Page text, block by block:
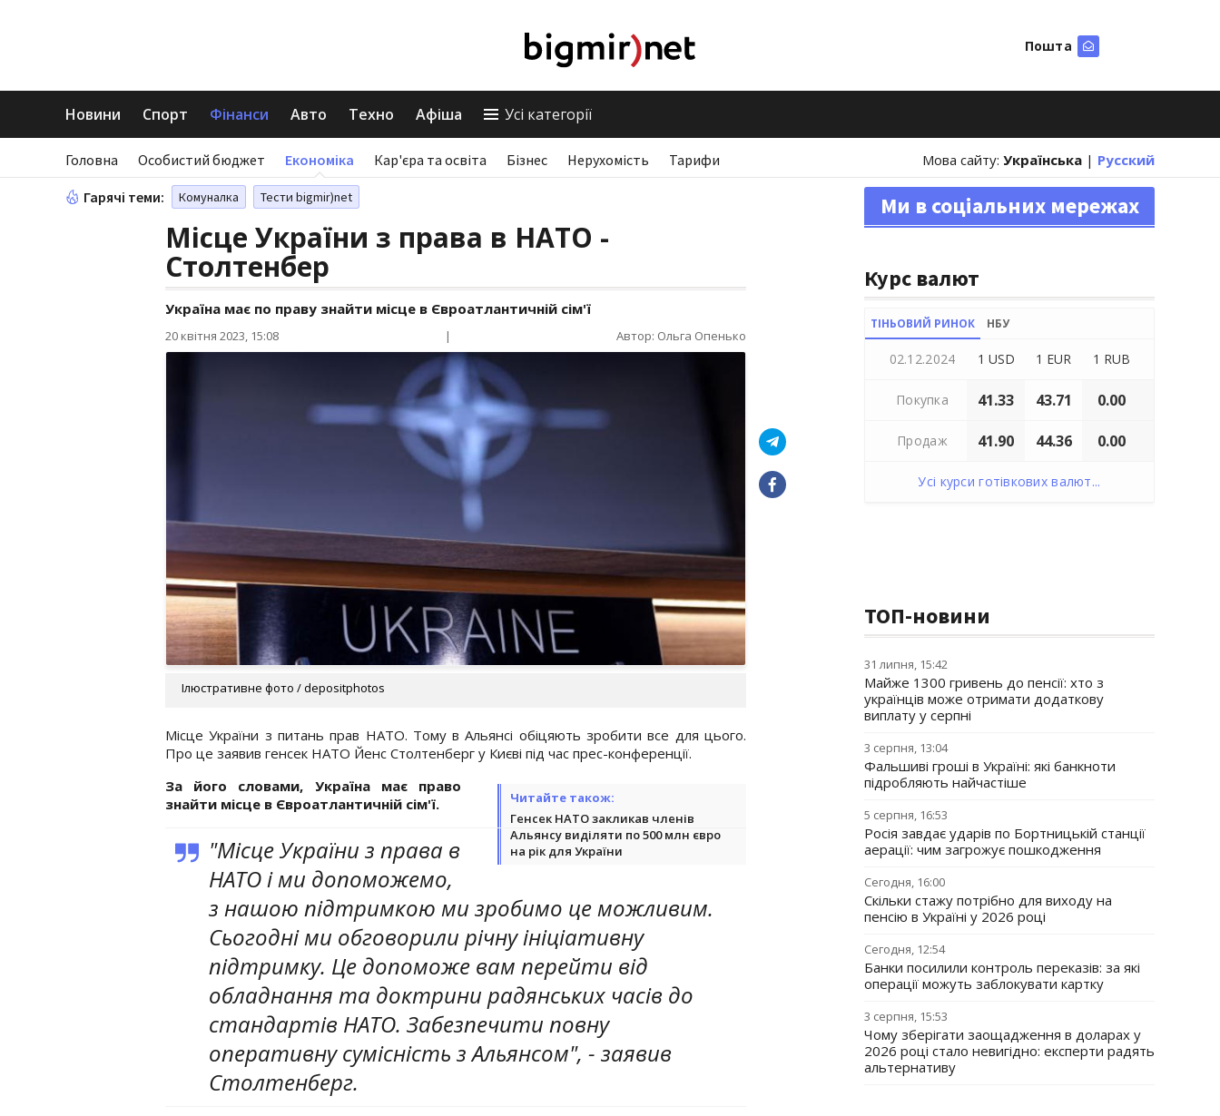
Пошта
Новини Спорт Фінанси Авто Техно Афіша Усі категорії
Головна Особистий бюджет Економіка Кар'єра та освіта Бізнес Нерухомість Тарифи Мова сайту: Українська | Русский
Гарячі теми: Комуналка Тести bigmir)net
Місце України з права в НАТО -
Столтенбер
Україна має по праву знайти місце в Євроатлантичній сім'ї
20 квітня 2023, 15:08 | Автор: Ольга Опенько
Ілюстративне фото / depositphotos
Місце України з питань прав НАТО. Тому в Альянсі обіцяють зробити все для цього.
Про це заявив генсек НАТО Йенс Столтенберг у Києві під час прес-конференції.
Читайте також:
Генсек НАТО закликав членів
Альянсу виділяти по 500 млн євро
на рік для України
За його словами, Україна має право
знайти місце в Євроатлантичній сім'ї.
"Місце України з права в
НАТО і ми допоможемо,
з нашою підтримкою ми зробимо це можливим.
Сьогодні ми обговорили річну ініціативну
підтримку. Це допоможе вам перейти від
обладнання та доктрини радянських часів до
стандартів НАТО. Забезпечити повну
оперативну сумісність з Альянсом", - заявив
Столтенберг.
Ми в соціальних мережах
Курс валют
ТІНЬОВИЙ РИНОК НБУ
02.12.2024 1 USD 1 EUR 1 RUB
Покупка 41.33 43.71 0.00
Продаж 41.90 44.36 0.00
Усі курси готівкових валют...
ТОП-новини
31 липня, 15:42
Майже 1300 гривень до пенсії: хто з
українців може отримати додаткову
виплату у серпні
3 серпня, 13:04
Фальшиві гроші в Україні: які банкноти
підробляють найчастіше
5 серпня, 16:53
Росія завдає ударів по Бортницькій станції
аерації: чим загрожує пошкодження
Сегодня, 16:00
Скільки стажу потрібно для виходу на
пенсію в Україні у 2026 році
Сегодня, 12:54
Банки посилили контроль переказів: за які
операції можуть заблокувати картку
3 серпня, 15:53
Чому зберігати заощадження в доларах у
2026 році стало невигідно: експерти радять
альтернативу